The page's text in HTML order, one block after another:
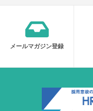
メールマガジン登録